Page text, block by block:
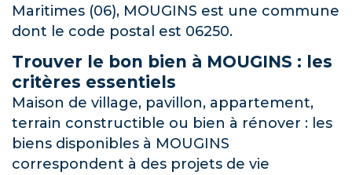
Maritimes (06), MOUGINS est une commune
dont le code postal est 06250.
Trouver le bon bien à MOUGINS : les
critères essentiels
Maison de village, pavillon, appartement,
terrain constructible ou bien à rénover : les
biens disponibles à MOUGINS
correspondent à des projets de vie